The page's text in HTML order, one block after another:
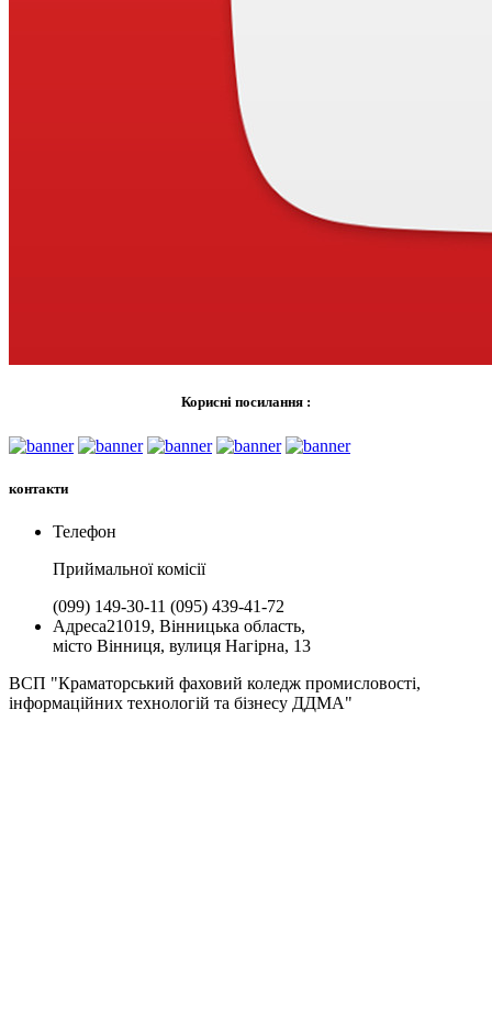
Корисні посилання :
контакти
Телефон
Приймальної комiсії
(099) 149-30-11 (095) 439-41-72
Адреса21019, Вінницька область,
місто Вінниця, вулиця Нагірна, 13
ВСП "Краматорський фаховий коледж промисловості,
інформаційних технологій та бізнесу ДДМА"